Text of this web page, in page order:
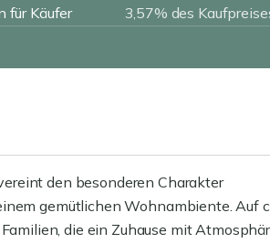
für Käufer
3,57% des
den besonderen Charakter
gemütlichen Wohnambiente. Auf
die ein Zuhause mit